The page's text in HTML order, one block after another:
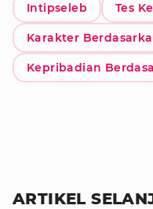
Intipseleb Tes
Karakter
Kepribadian
ARTIKEL